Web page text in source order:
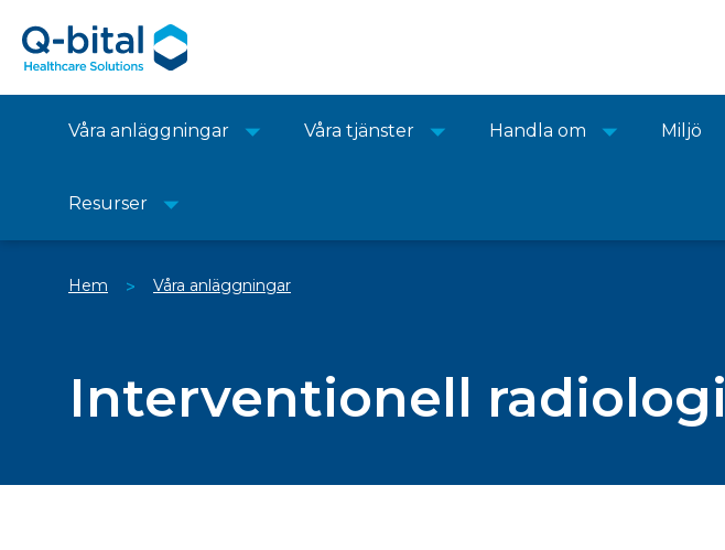
Våra anläggningar Våra tjänster Handla om Miljö
Resurser
Hem > Våra anläggningar
Interventionell radiologi